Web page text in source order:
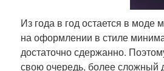
Из года в год остается в
на оформлении в стиле
достаточно сдержанно.
свою очередь, более сложный